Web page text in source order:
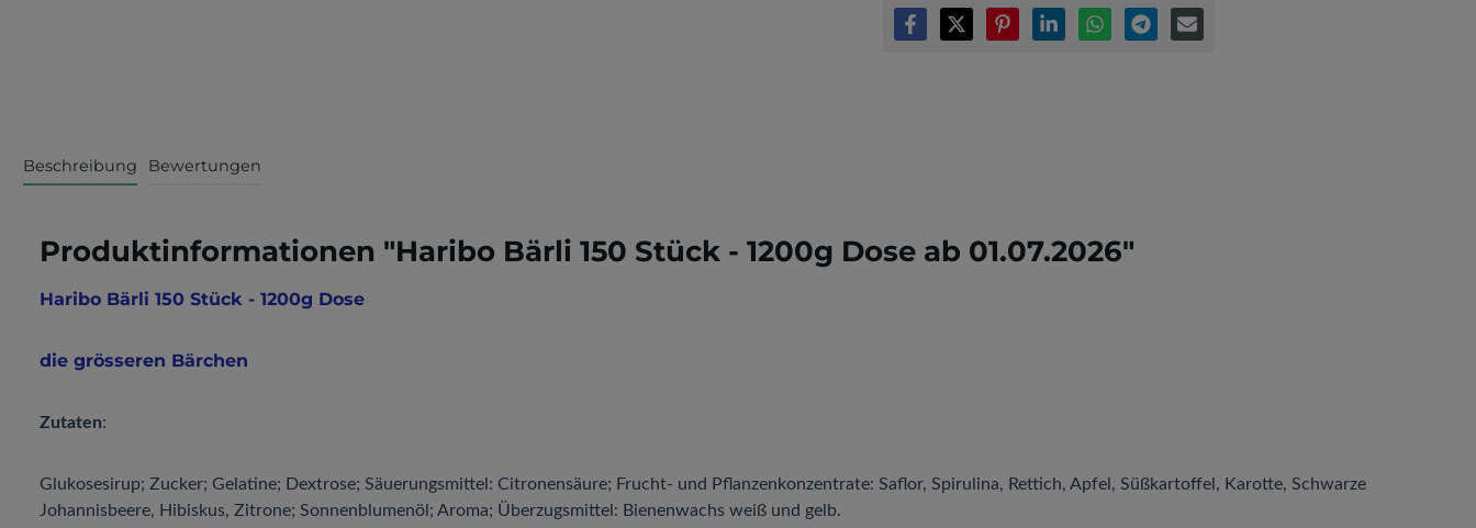
Beschreibung Bewertungen
Produktinformationen "Haribo Bärli 150 Stück - 1200g Dose ab 01.07.2026"
Haribo Bärli 150 Stück - 1200g Dose
die grösseren Bärchen
Zutaten:
Glukosesirup; Zucker; Gelatine; Dextrose; Säuerungsmittel: Citronensäure; Frucht- und Pflanzenkonzentrate: Saflor, Spirulina, Rettich, Apfel, Süßkartoffel, Karotte, Schwarze
Johannisbeere, Hibiskus, Zitrone; Sonnenblumenöl; Aroma; Überzugsmittel: Bienenwachs weiß und gelb.